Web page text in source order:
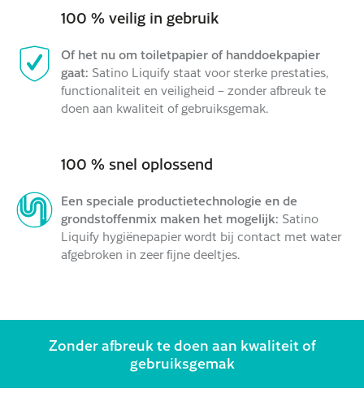
100 % veilig in gebruik
Of het nu om toiletpapier of handdoekpapier
gaat: Satino Liquify staat voor sterke prestaties,
functionaliteit en veiligheid – zonder afbreuk te
doen aan kwaliteit of gebruiksgemak.
100 % snel oplossend
Een speciale productietechnologie en de
grondstoffenmix maken het mogelijk: Satino
Liquify hygiënepapier wordt bij contact met water
afgebroken in zeer fijne deeltjes.
Zonder afbreuk te doen aan kwaliteit of
gebruiksgemak